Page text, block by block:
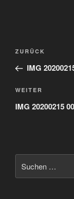
Vorheriger
Beitrag
ZURÜCK
IMG
Nächster
Beitrag
WEITER
IMG 20200215
nach: